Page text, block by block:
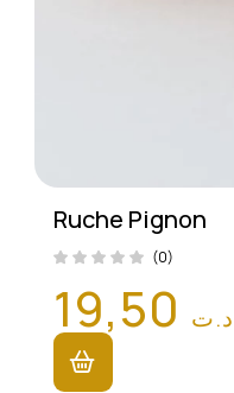
Ruche Pignon
(0)
د.ت